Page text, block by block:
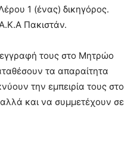
1 (ένας) δικηγόρος.
Πακιστάν.
εγγραφή τους στο Μητρώο
τα απαραίτητα
την εμπειρία τους στο
και να συμμετέχουν σε